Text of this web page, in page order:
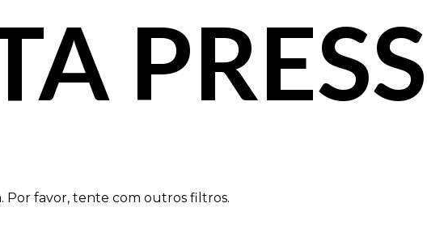
PRESS
Por favor, tente com outros filtros.